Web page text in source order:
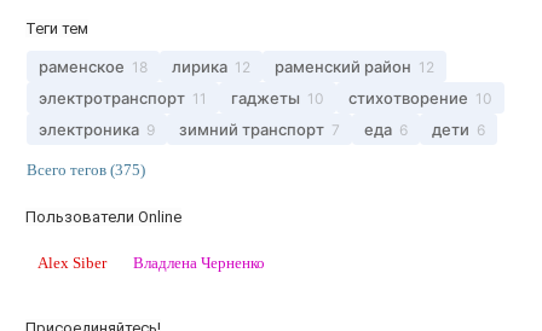
Теги тем
раменское 18 лирика 12 раменский район 12
электротранспорт 11 гаджеты 10 стихотворение 10
электроника 9 зимний транспорт 7 еда 6 дети 6
Всего тегов (375)
Пользователи Online
Alex Siber Владлена Черненко